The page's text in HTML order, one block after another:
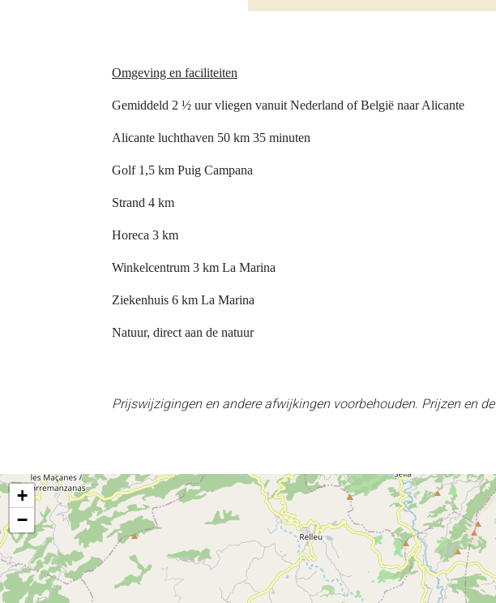
Omgeving en faciliteiten
Gemiddeld 2 ½ uur vliegen vanuit Nederland of België naar Alicante
Alicante luchthaven 50 km 35 minuten
Golf 1,5 km Puig Campana
Strand 4 km
Horeca 3 km
Winkelcentrum 3 km La Marina
Ziekenhuis 6 km La Marina
Natuur, direct aan de natuur
Prijswijzigingen en andere afwijkingen voorbehouden. Prijzen en
+
−